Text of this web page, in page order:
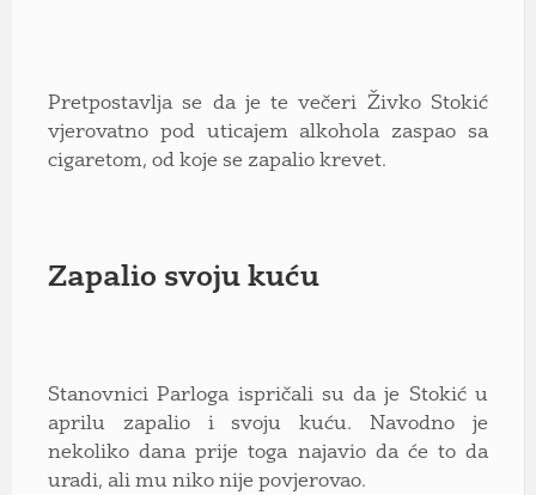
Pretpostavlja se da je te večeri Živko Stokić
vjerovatno pod uticajem alkohola zaspao sa
cigaretom, od koje se zapalio krevet.
Zapalio svoju kuću
Stanovnici Parloga ispričali su da je Stokić u
aprilu zapalio i svoju kuću. Navodno je
nekoliko dana prije toga najavio da će to da
uradi, ali mu niko nije povjerovao.